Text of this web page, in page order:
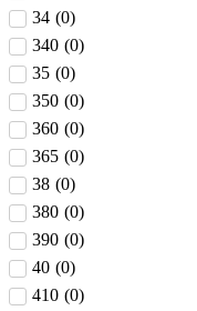
34 (0)
340 (0)
35 (0)
350 (0)
360 (0)
365 (0)
38 (0)
380 (0)
390 (0)
40 (0)
410 (0)